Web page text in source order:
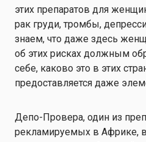
этих препаратов для
рак груди, тромбы,
знаем, что даже здесь
об этих рисках должным
себе, каково это в этих
предоставляется даже
Депо-Провера, один из
рекламируемых в Африке,